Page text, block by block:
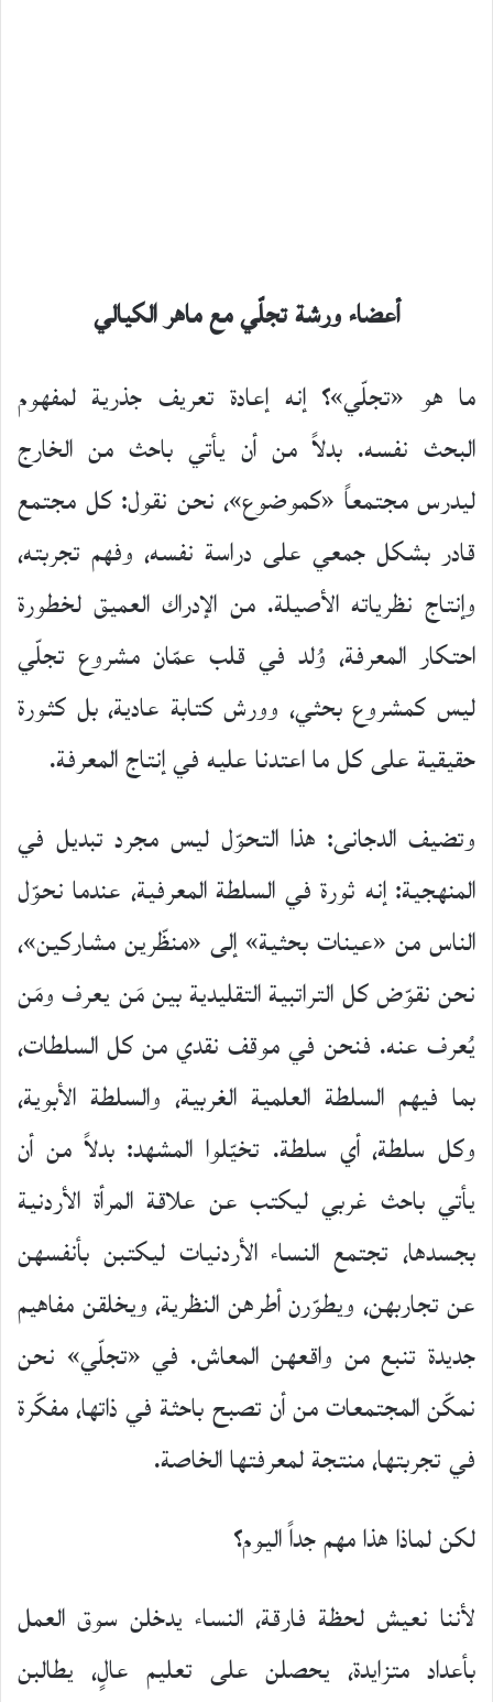
أعضاء ورشة تجلّي مع ماهر الكيالي
ما هو «تجلّي»؟ إنه إعادة تعريف جذرية لمفهوم
البحث نفسه. بدلاً من أن يأتي باحث من الخارج
ليدرس مجتمعاً «كموضوع»، نحن نقول: كل مجتمع
قادر بشكل جمعي على دراسة نفسه، وفهم تجربته،
وإنتاج نظرياته الأصيلة. من الإدراك العميق لخطورة
احتكار المعرفة، وُلد في قلب عمّان مشروع تجلّي
ليس كمشروع بحثي، وورش كتابة عادية، بل كثورة
حقيقية على كل ما اعتدنا عليه في إنتاج المعرفة.
وتضيف الدجانى: هذا التحوّل ليس مجرد تبديل في
المنهجية: إنه ثورة في السلطة المعرفية، عندما نحوّل
الناس من «عينات بحثية» إلى «منظّرين مشاركين»،
نحن نقوّض كل التراتبية التقليدية بين مَن يعرف ومَن
يُعرف عنه. فنحن في موقف نقدي من كل السلطات،
بما فيهم السلطة العلمية الغربية، والسلطة الأبوية،
وكل سلطة، أي سلطة. تخيّلوا المشهد: بدلاً من أن
يأتي باحث غربي ليكتب عن علاقة المرأة الأردنية
بجسدها، تجتمع النساء الأردنيات ليكتبن بأنفسهن
عن تجاربهن، ويطوّرن أطرهن النظرية، ويخلقن مفاهيم
جديدة تنبع من واقعهن المعاش. في «تجلّي» نحن
نمكّن المجتمعات من أن تصبح باحثة في ذاتها، مفكّرة
في تجربتها، منتجة لمعرفتها الخاصة.
لكن لماذا هذا مهم جداً اليوم؟
لأننا نعيش لحظة فارقة، النساء يدخلن سوق العمل
بأعداد متزايدة، يحصلن على تعليم عالٍ، يطالبن